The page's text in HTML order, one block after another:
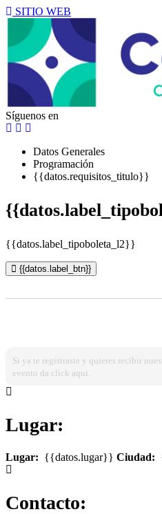
SITIO WEB
Síguenos en
Datos Generales
Programación
{{datos.requisitos_titulo}}
{{datos.label_tipoboleta_l2}}
{{datos.label_btn}}
Si ya te registraste y quieres recibir
evento da click aqui.
Lugar:
Lugar: {{datos.lugar}} Ciudad:
Contacto: